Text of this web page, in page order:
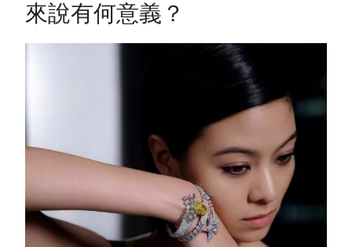
來說有何意義？